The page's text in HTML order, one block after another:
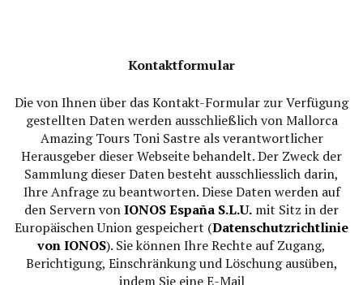
Kontaktformular
Die von Ihnen über das Kontakt-Formular zur Verfügung
gestellten Daten werden ausschließlich von Mallorca
Amazing Tours Toni Sastre als verantwortlicher
Herausgeber dieser Webseite behandelt. Der Zweck der
Sammlung dieser Daten besteht ausschliesslich darin,
Ihre Anfrage zu beantworten. Diese Daten werden auf
den Servern vonIONOS España S.L.U. mit Sitz in der
Europäischen Union gespeichert (Datenschutzrichtlinie
von IONOS). Sie können Ihre Rechte auf Zugang,
Berichtigung, Einschränkung und Löschung ausüben,
indem Sie eine E-Mail